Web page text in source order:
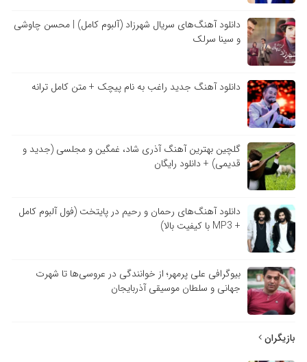
دانلود آهنگ‌های سریال شهرزاد (آلبوم کامل) | محسن چاوشی
و سینا سرلک
دانلود آهنگ جدید راغب به نام پیچک + متن کامل ترانه
گلچین بهترین آهنگ آذری شاد، غمگین و مجلسی (جدید و
قدیمی) + دانلود رایگان
دانلود آهنگ‌های رحمان و رحیم در پایتخت (فول آلبوم کامل
+ MP3 با کیفیت بالا)
بیوگرافی علی پرمهر؛ از خوانندگی در عروسی‌ها تا شهرت
جهانی و سلطان موسیقی آذربایجان
بازیگران